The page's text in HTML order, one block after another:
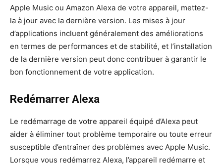
Apple Music ou Amazon Alexa de votre appareil, mettez-
la à jour avec la dernière version. Les mises à jour
d’applications incluent généralement des améliorations
en termes de performances et de stabilité, et l’installation
de la dernière version peut donc contribuer à garantir le
bon fonctionnement de votre application.
Redémarrer Alexa
Le redémarrage de votre appareil équipé d’Alexa peut
aider à éliminer tout problème temporaire ou toute erreur
susceptible d’entraîner des problèmes avec Apple Music.
Lorsque vous redémarrez Alexa, l’appareil redémarre et